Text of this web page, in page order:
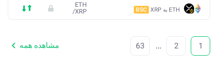
ETH به XRP BSC
ETH
/XRP
1
2
...
63 مشاهده همه